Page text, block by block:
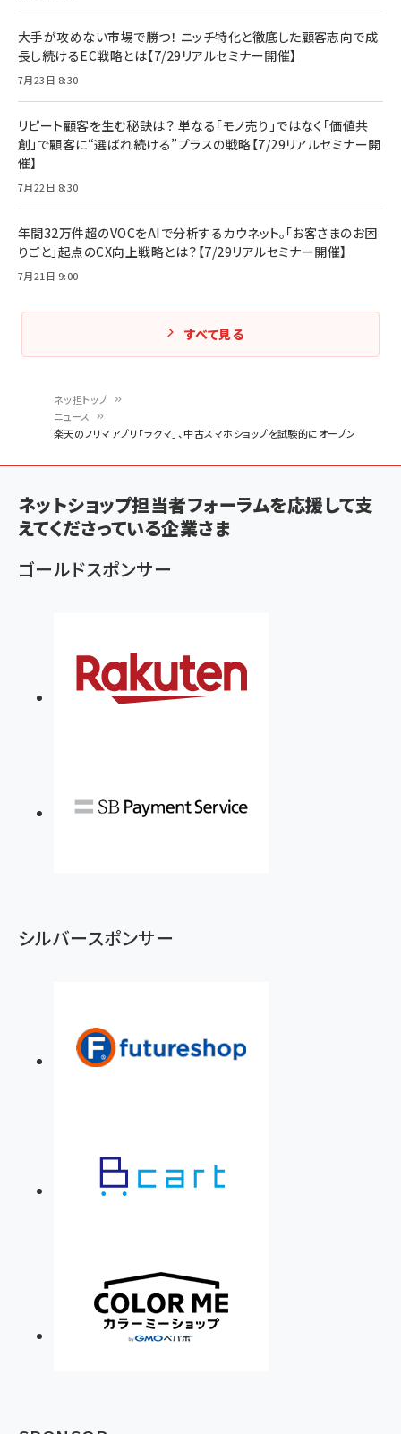
ン
く
ず
ネッ担トップ
ニュース
楽天のフリマアプリ「ラクマ」、中古スマホショップを試験的にオープン
大手が攻めない市場で勝つ！ ニッチ特化と徹底した顧客志向で成
長し続けるEC戦略とは【7/29リアルセミナー開催】
7月23日 8:30
リピート顧客を生む秘訣は？ 単なる「モノ売り」ではなく「価値共
創」で顧客に“選ばれ続ける”プラスの戦略【7/29リアルセミナー開
催】
7月22日 8:30
年間32万件超のVOCをAIで分析するカウネット。「お客さまのお困
りごと」起点のCX向上戦略とは？【7/29リアルセミナー開催】
7月21日 9:00
すべて見る
ネットショップ担当者フォーラムを応援して支
えてくださっている企業さま
ゴールドスポンサー
シルバースポンサー